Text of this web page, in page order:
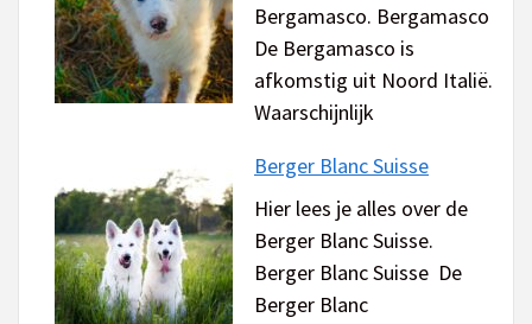
Bergamasco. Bergamasco
De Bergamasco is
afkomstig uit Noord Italië.
Waarschijnlijk
Berger Blanc Suisse
Hier lees je alles over de
Berger Blanc Suisse.
Berger Blanc Suisse De
Berger Blanc